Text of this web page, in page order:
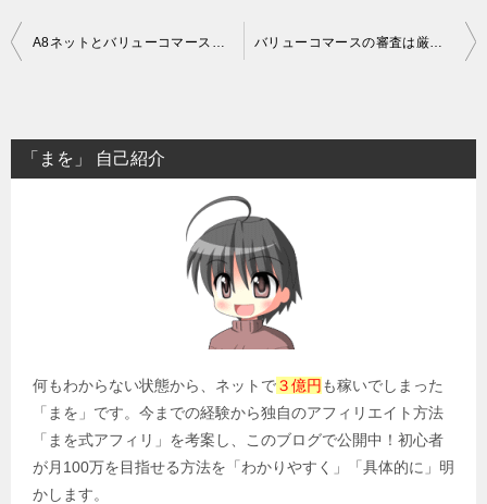
投
ビ
ゲ
A8ネットとバリューコマースを徹底比較！稼ぎやすいのはどっち？ バリューコマースの審査は厳しい？通過するためのコツを徹底解説
「まを」 自己紹介
何もわからない状態から、ネットで３億円 も稼いでしまった
「まを」です。今までの経験から独自のアフィリエイト方法
「まを式アフィリ」を考案し、このブログで公開中！初心者
が月100万を目指せる方法を「わかりやすく」「具体的に」明
かします。